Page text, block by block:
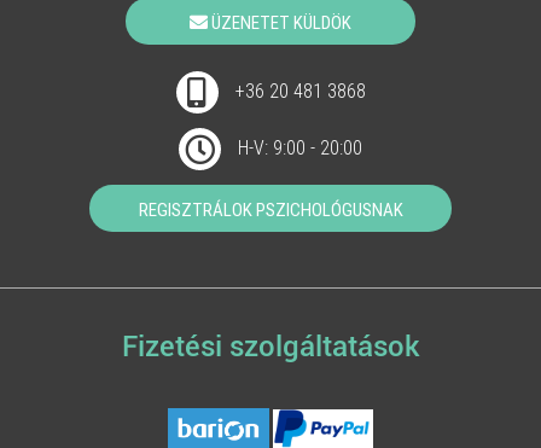
ÜZENETET KÜLDÖK
+36 20 481 3868
H-V: 9:00 - 20:00
REGISZTRÁLOK PSZICHOLÓGUSNAK
Fizetési szolgáltatások